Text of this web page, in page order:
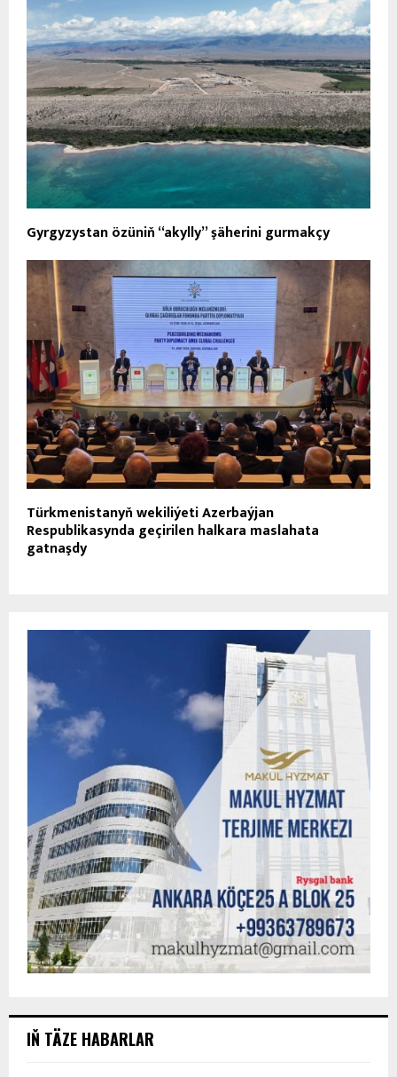
Gyrgyzystan özüniň “akylly” şäherini gurmakçy
Türkmenistanyň wekiliýeti Azerbaýjan
Respublikasynda geçirilen halkara maslahata
gatnaşdy
IŇ TÄZE HABARLAR